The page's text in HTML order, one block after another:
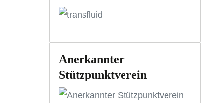
Anerkannter
Stützpunktverein